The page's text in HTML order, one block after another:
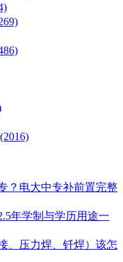
(2016)
？电大中专补前置完整
年学制与学历用途一
、压力焊、钎焊）该怎